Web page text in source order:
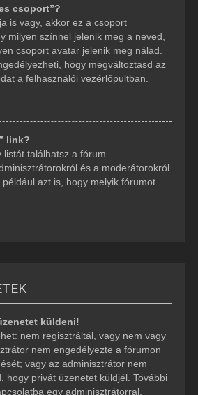
csoport”?
is vagy, akkor ez a csoport
milyen színnel jelenik meg a neved,
csoport avatar jelenik meg nálad.
hogy megváltoztasd az
a felhasználói vezérlőpultban.
link?
listát találhatsz a fórum
és a moderátorokról
azt is, hogy melyik fórumot
küldeni!
nem regisztráltál, vagy nem vagy
nem engedélyezte a fórumon
vagy az adminisztrátor nem
hogy privát üzenetet küldjél. További
egy adminisztrátorral.